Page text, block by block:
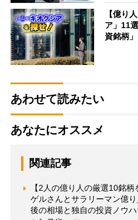
【億り
ア」11
資銘柄
あわせて読みたい
あなたにオススメ
関連記事
【2人の億り人の厳選10銘
ゲルさんとサラリーマン億
後の相場と独自の投資ノウ